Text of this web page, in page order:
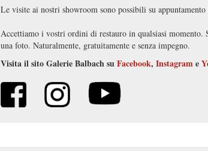
Le visite ai nostri showroom sono possibili su
Accettiamo i vostri ordini di restauro in qualsiasi momento.
una foto. Naturalmente, gratuitamente e senza impegno.
Visita il sito Galerie Balbach suFacebook, Instagrame